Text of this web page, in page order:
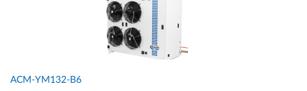
АСМ-YM132-В6